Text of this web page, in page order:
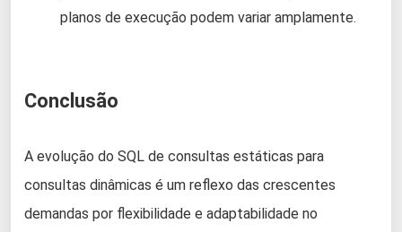
planos de execução podem variar amplamente.
Conclusão
A evolução do SQL de consultas estáticas para
consultas dinâmicas é um reflexo das crescentes
demandas por flexibilidade e adaptabilidade no